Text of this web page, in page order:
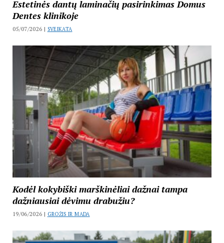
Estetinės dantų laminačių pasirinkimas Domus
Dentes klinikoje
05/07/2026 | SVEIKATA
Kodėl kokybiški marškinėliai dažnai tampa
dažniausiai dėvimu drabužiu?
19/06/2026 | GROŽIS IR MADA